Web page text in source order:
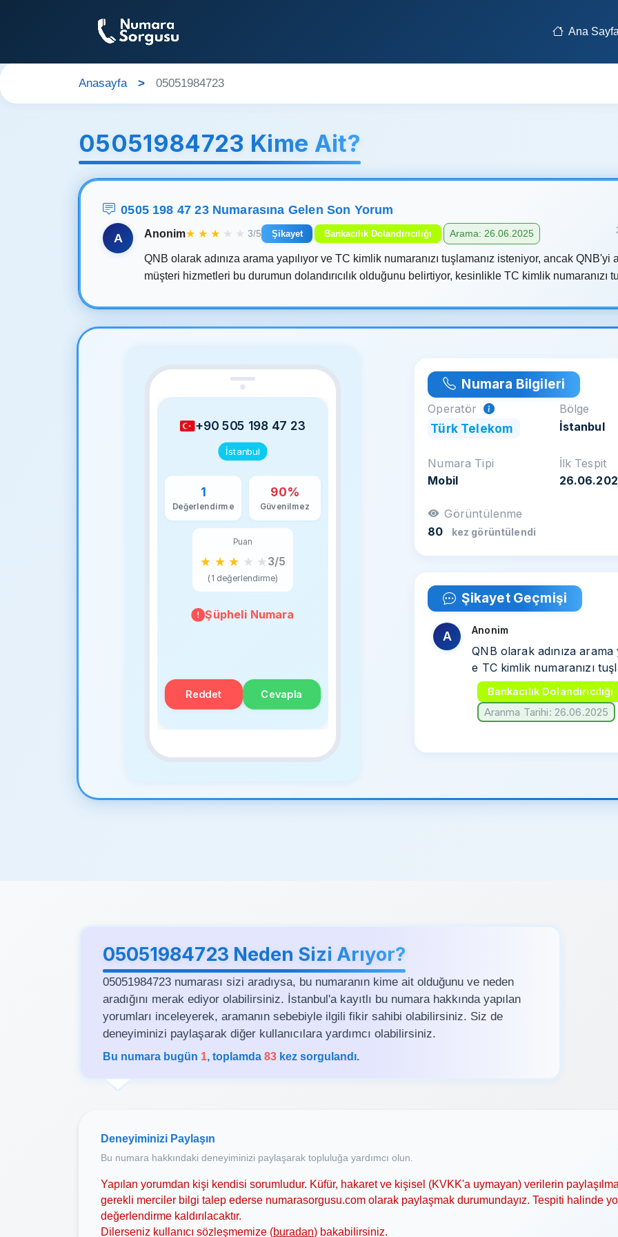
Ana
Anasayfa 05051984723
05051984723 Kime Ait?
0505 198 47 23 Numarasına Gelen Son Yorum
A Anonim★ ★ ★ ★ ★ 3/5 Şikayet Bankacılık Dolandırıcılığı Arama: 26.06.2025
QNB olarak adınıza arama yapılıyor ve TC kimlik numaranızı tuşlamanız isteniyor, ancak QNB'yi
müşteri hizmetleri bu durumun dolandırıcılık olduğunu belirtiyor, kesinlikle TC kimlik numaranızı
+90 505 198 47 23
İstanbul
1
Değerlendirme
90%
Güvenilmez
Puan
★ ★ ★ ★ ★3/5
(1 değerlendirme)
Şüpheli Numara
Reddet Cevapla
Numara Bilgileri
Operatör
Türk Telekom
Bölge
İstanbul
Numara Tipi
Mobil
İlk Tespit
Görüntülenme
80
kez görüntülendi
Şikayet Geçmişi
A Anonim
QNB olarak adınıza arama
e TC kimlik numaranızı
Bankacılık Dolandırıcılığı
Aranma Tarihi: 26.06.2025
05051984723 Neden Sizi Arıyor?
05051984723 numarası sizi aradıysa, bu numaranın kime ait olduğunu ve neden
aradığını merak ediyor olabilirsiniz. İstanbul'a kayıtlı bu numara hakkında yapılan
yorumları inceleyerek, aramanın sebebiyle ilgili fikir sahibi olabilirsiniz. Siz de
deneyiminizi paylaşarak diğer kullanıcılara yardımcı olabilirsiniz.
Bu numara bugün 1, toplamda 83 kez sorgulandı.
Deneyiminizi Paylaşın
Bu numara hakkındaki deneyiminizi paylaşarak topluluğa yardımcı olun.
Yapılan yorumdan kişi kendisi sorumludur. Küfür, hakaret ve kişisel (KVKK'a uymayan) verilerin
gerekli merciler bilgi talep ederse numarasorgusu.com olarak paylaşmak durumundayız. Tespiti halinde
değerlendirme kaldırılacaktır.
Dilerseniz kullanıcı sözleşmemize (buradan) bakabilirsiniz.